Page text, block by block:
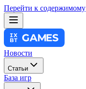
Перейти к содержимому
Новости
Статьи
База игр